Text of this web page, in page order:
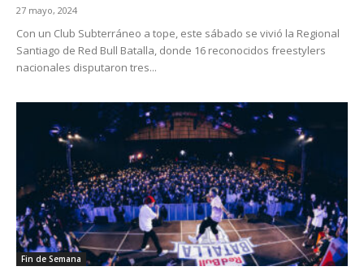
27 mayo, 2024
Con un Club Subterráneo a tope, este sábado se vivió la Regional
Santiago de Red Bull Batalla, donde 16 reconocidos freestylers
nacionales disputaron tres...
Fin de Semana